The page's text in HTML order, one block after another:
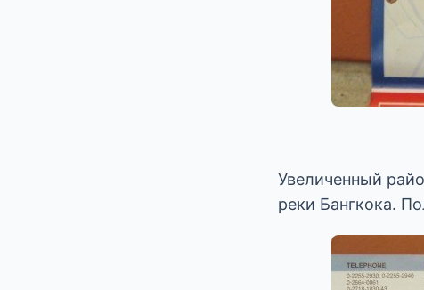
Увеличенный
реки Бангкока.